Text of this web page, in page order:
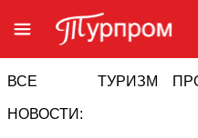
ВСЕ
НОВОСТИ:
ТУРИЗМ